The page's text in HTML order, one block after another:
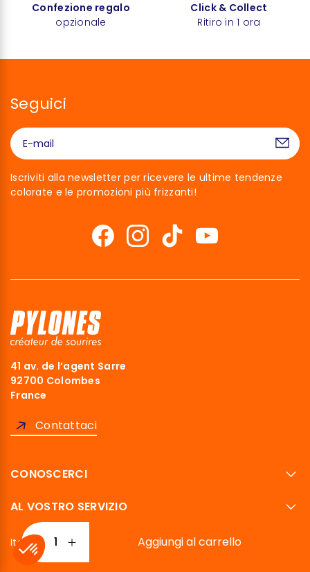
Aggiungi al carrello
Confezione regalo
opzionale
Click & Collect
Ritiro in 1 ora
Seguici
Iscriviti alla newsletter per ricevere le ultime tendenze
colorate e le promozioni più frizzanti!
41 av. de l’agent Sarre
92700 Colombes
France
Contattaci
CONOSCERCI
AL VOSTRO SERVIZIO
Italiano